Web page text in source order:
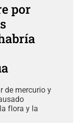
por
de mercurio y
flora y la